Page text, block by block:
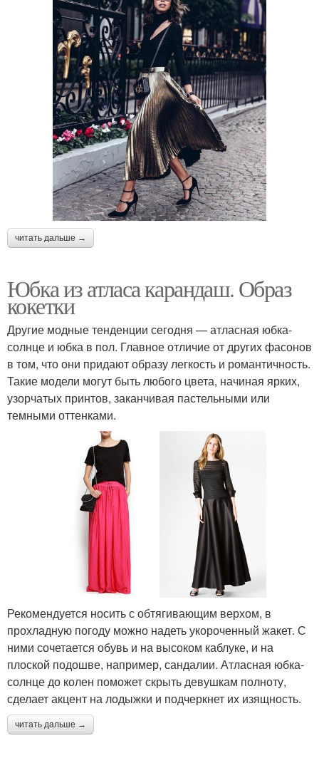
читать дальше →
Юбка из атласа карандаш. Образ
кокетки
Другие модные тенденции сегодня — атласная юбка-
солнце и юбка в пол. Главное отличие от других фасонов
в том, что они придают образу легкость и романтичность.
Такие модели могут быть любого цвета, начиная ярких,
узорчатых принтов, заканчивая пастельными или
темными оттенками.
Рекомендуется носить с обтягивающим верхом, в
прохладную погоду можно надеть укороченный жакет. С
ними сочетается обувь и на высоком каблуке, и на
плоской подошве, например, сандалии. Атласная юбка-
солнце до колен поможет скрыть девушкам полноту,
сделает акцент на лодыжки и подчеркнет их изящность.
читать дальше →